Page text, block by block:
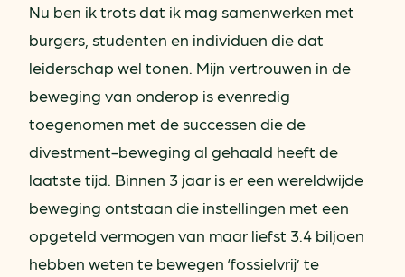
Nu ben ik trots dat ik mag samenwerken met
burgers, studenten en individuen die dat
leiderschap wel tonen. Mijn vertrouwen in de
beweging van onderop is evenredig
toegenomen met de successen die de
divestment-beweging al gehaald heeft de
laatste tijd. Binnen 3 jaar is er een wereldwijde
beweging ontstaan die instellingen met een
opgeteld vermogen van maar liefst 3.4 biljoen
hebben weten te bewegen ‘fossielvrij’ te